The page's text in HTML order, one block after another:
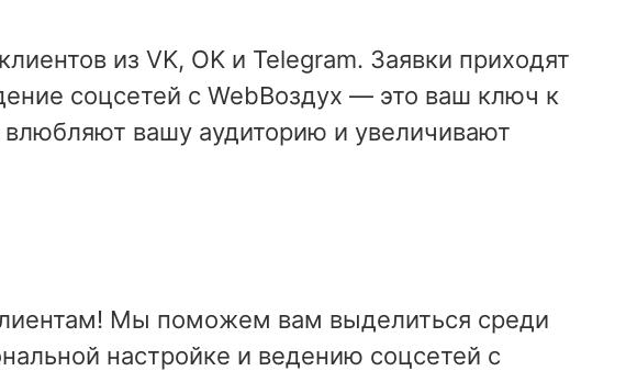
из VK, OK и Telegram. Заявки приходят
соцсетей с WebВоздух — это ваш ключ к
вашу аудиторию и увеличивают
Мы поможем вам выделиться среди
настройке и ведению соцсетей с